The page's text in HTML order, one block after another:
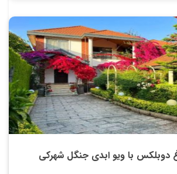
دوبلکس با ویو ابدی جنگل شهرکی